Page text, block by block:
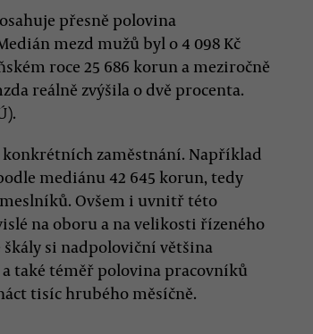
přesně polovina
mezd mužů byl o 4 098 Kč
roce 25 686 korun a meziročně
reálně zvýšila o dvě procenta.
zaměstnání. Například
mediánu 42 645 korun, tedy
Ovšem i uvnitř této
na oboru a na velikosti řízeného
si nadpoloviční většina
také téměř polovina pracovníků
tisíc hrubého měsíčně.